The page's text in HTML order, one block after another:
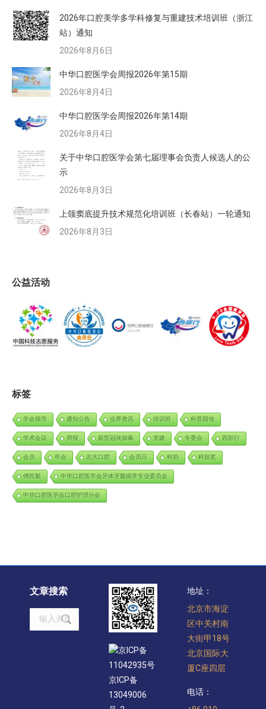
2026年口腔美学多学科修复与重建技术培训班（浙江
站）通知
2026年8月6日
中华口腔医学会周报2026年第15期
2026年8月4日
中华口腔医学会周报2026年第14期
2026年8月4日
关于中华口腔医学会第七届理事会负责人候选人的公
示
2026年8月3日
上颌窦底提升技术规范化培训班（长春站）一轮通知
2026年8月3日
公益活动
标签
学会领导 通知公告 业界资讯 培训班 科普园地
学术会议 周报 新型冠状病毒 党建 专委会 西部行
会员 年会 北大口腔 会员日 科协 科技奖
傅民魁 中华口腔医学会牙体牙髓病学专业委员会
中华口腔医学会口腔护理分会
文章搜索
Search:
京ICP备
11042935号
京ICP备
13049006
地址：
北京市海淀
区中关村南
大街甲18号
北京国际大
厦C座四层
电话：